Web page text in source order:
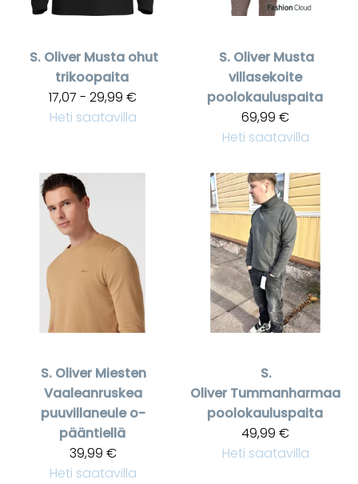
S. Oliver Musta ohut
trikoopaita
17,07 - 29,99 €
Heti saatavilla
S. Oliver Musta
villasekoite
poolokauluspaita
69,99 €
Heti saatavilla
S. Oliver Miesten
Vaaleanruskea
puuvillaneule o-
pääntiellä
39,99 €
Heti saatavilla
S.
Oliver Tummanharmaa
poolokauluspaita
49,99 €
Heti saatavilla